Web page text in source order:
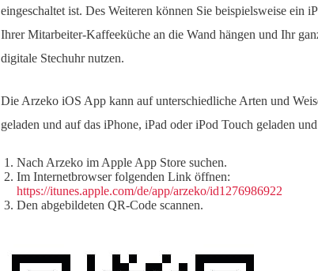
eingeschaltet ist. Des Weiteren können Sie beispielsweise ein
Ihrer Mitarbeiter-Kaffeeküche an die Wand hängen und Ihr
digitale Stechuhr nutzen.
Die Arzeko iOS App kann auf unterschiedliche Arten und
geladen und auf das iPhone, iPad oder iPod Touch geladen
Nach Arzeko im Apple App Store suchen.
Im Internetbrowser folgenden Link öffnen:
https://itunes.apple.com/de/app/arzeko/id1276986922
Den abgebildeten QR-Code scannen.